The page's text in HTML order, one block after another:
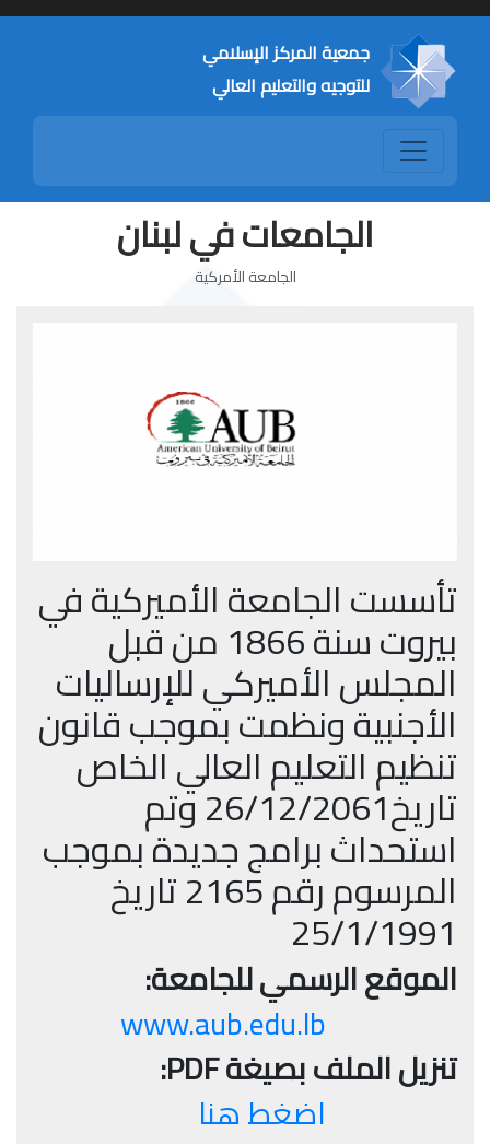
جمعية المركز الإسلامي
للتوجيه والتعليم العالي
الجامعات في لبنان
الجامعة الأمركية
تأسست الجامعة الأميركية في
بيروت سنة 1866 من قبل
المجلس الأميركي للإرساليات
الأجنبية ونظمت بموجب قانون
تنظيم التعليم العالي الخاص
تاريخ26/12/2061 وتم
استحداث برامج جديدة بموجب
المرسوم رقم 2165 تاريخ
25/1/1991
الموقع الرسمي للجامعة:
www.aub.edu.lb
تنزيل الملف بصيغة PDF:
اضغط هنا